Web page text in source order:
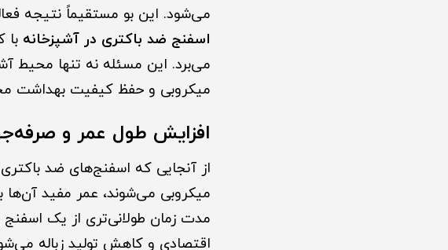
می‌شود. این بو مستقیماً نتیجه
اسفنج ضد باکتری در آشپزخانه با
می‌برد. این مسئله نه تنها محیط
میکروبی و حفظ کیفیت بهداشت
افزایش طول عمر و
از آنجایی که اسفنج‌های ضد
میکروبی می‌شوند، عمر مفید آن‌ها
مدت زمان طولانی‌تری از یک اسفنج
اقتصادی و کاهش تولید زباله